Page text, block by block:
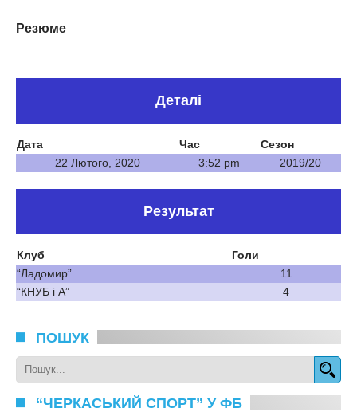
Резюме
Деталі
Дата Час
Сезон
22 Лютого, 2020
3:52 pm 2019/20
Результат
Клуб
Голи
“Ладомир”
11
“КНУБ і А”
4
ПОШУК
“ЧЕРКАСЬКИЙ СПОРТ” У ФБ